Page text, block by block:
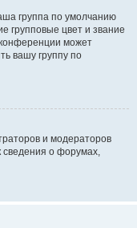
группа по умолчанию
групповые цвет и звание
может
вашу группу по
и модераторов
о форумах,